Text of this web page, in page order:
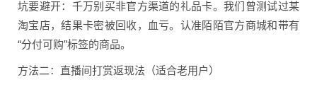
坑要避开：千万别买非官方渠道的礼品卡。我们曾测试过某
淘宝店，结果卡密被回收，血亏。认准陌陌官方商城和带有
“分付可购”标签的商品。
方法二：直播间打赏返现法（适合老用户）